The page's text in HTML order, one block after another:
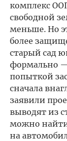
комплекс
свободной
меньше. Но
более
старый сад
формально —
попыткой
сначала
заявили
выводят из
можно найти
на